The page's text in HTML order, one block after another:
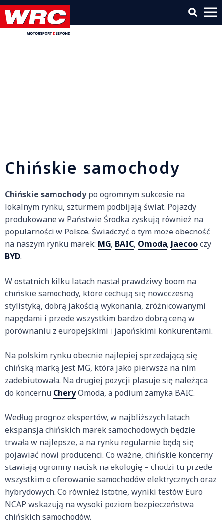
Chińskie samochody
Chińskie samochodypo ogromnym sukcesie na
lokalnym rynku, szturmem podbijają świat. Pojazdy
produkowane w Państwie Środka zyskują również na
popularności w Polsce. Świadczyć o tym może obecność
na naszym rynku marek: MG, BAIC, Omoda, Jaecooczy
BYD.
W ostatnich kilku latach nastał prawdziwy boom na
chińskie samochody, które cechują się nowoczesną
stylistyką, dobrą jakością wykonania, zróżnicowanymi
napędami i przede wszystkim bardzo dobrą ceną w
porównaniu z europejskimi i japońskimi konkurentami.
Na polskim rynku obecnie najlepiej sprzedającą się
chińską marką jest MG, która jako pierwsza na nim
zadebiutowała. Na drugiej pozycji plasuje się należąca
do koncernu CheryOmoda, a podium zamyka BAIC.
Według prognoz ekspertów, w najbliższych latach
ekspansja chińskich marek samochodowych będzie
trwała w najlepsze, a na rynku regularnie będą się
pojawiać nowi producenci. Co ważne, chińskie koncerny
stawiają ogromny nacisk na ekologię – chodzi tu przede
wszystkim o oferowanie samochodów elektrycznych oraz
hybrydowych. Co również istotne, wyniki testów Euro
NCAP wskazują na wysoki poziom bezpieczeństwa
chińskich samochodów.